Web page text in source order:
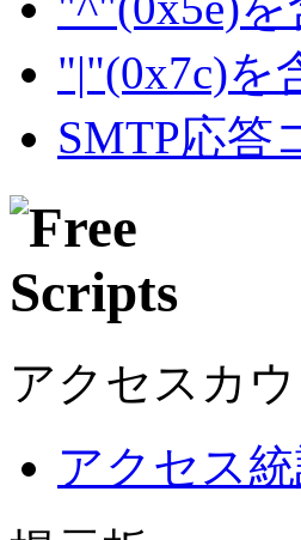
"|"(0x7c)を
SMTP応答
アクセスカ
アクセス